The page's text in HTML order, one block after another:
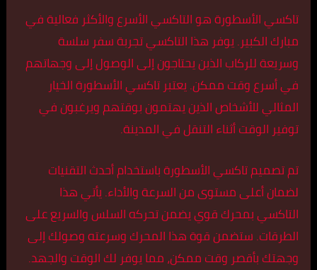
تاكسي الأسطورة هو التاكسي الأسرع والأكثر فعالية في
مبارك الكبير. يوفر هذا التاكسي تجربة سفر سلسة
وسريعة للركاب الذين يحتاجون إلى الوصول إلى وجهاتهم
في أسرع وقت ممكن. يعتبر تاكسي الأسطورة الخيار
المثالي للأشخاص الذين يهتمون بوقتهم ويرغبون في
توفير الوقت أثناء التنقل في المدينة.
تم تصميم تاكسي الأسطورة باستخدام أحدث التقنيات
لضمان أعلى مستوى من السرعة والأداء. يأتي هذا
التاكسي بمحرك قوي يضمن تحركه السلس والسريع على
الطرقات. ستضمن قوة هذا المحرك وسرعته وصولك إلى
وجهتك بأقصر وقت ممكن، مما يوفر لك الوقت والجهد.